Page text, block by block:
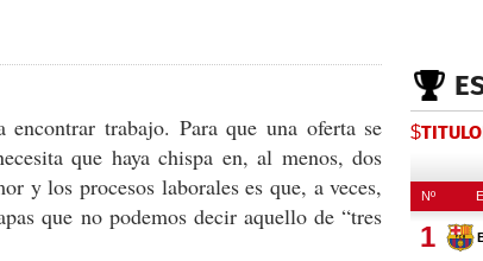
trabajo. Para que una oferta se
que haya chispa en, al menos, dos
y los procesos laborales es que, a veces,
que no podemos decir aquello de “tres